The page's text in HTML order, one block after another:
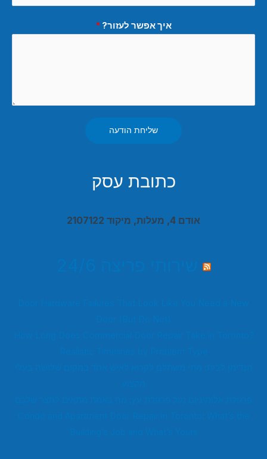
איך אפשר לעזור?*
שליחת הודעה
כתובת עסק
אודם 4, מעלות, מיקוד 2107122